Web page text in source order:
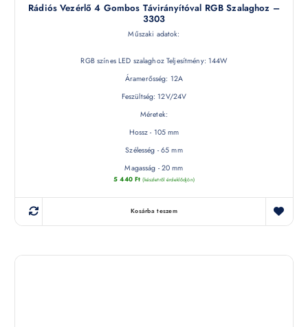
Rádiós Vezérlő 4 Gombos Távirányítóval RGB Szalaghoz –
3303
Műszaki adatok:
RGB színes LED szalaghoz Teljesítmény: 144W
Áramerősség: 12A
Feszültség: 12V/24V
Méretek:
Hossz - 105 mm
Szélesség - 65 mm
Magasság - 20 mm
5 440 Ft (készletről érdeklődjön)
Kosárba teszem